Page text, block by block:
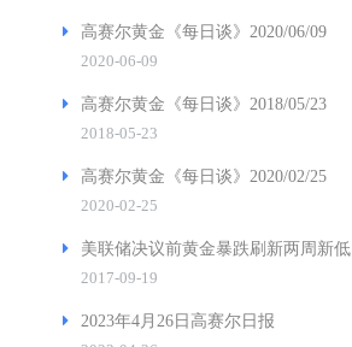
高赛尔黄金《每日谈》2020/06/09
2020-06-09
高赛尔黄金《每日谈》2018/05/23
2018-05-23
高赛尔黄金《每日谈》2020/02/25
2020-02-25
美联储决议前黄金暴跌刷新两周新低
2017-09-19
2023年4月26日高赛尔日报